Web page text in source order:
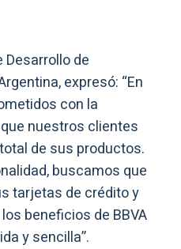
Desarrollo de
expresó: “En
con la
nuestros clientes
de sus productos.
buscamos que
tarjetas de crédito y
beneficios de BBVA
y sencilla”.